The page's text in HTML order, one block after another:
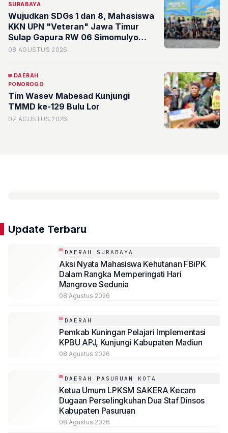
SURABAYA
Wujudkan SDGs 1 dan 8, Mahasiswa
KKN UPN "Veteran" Jawa Timur
Sulap Gapura RW 06 Simomulyo
Baru Jadi Ruang Publik Bernilai
08 AGUSTUS 2026
DAERAH
PONOROGO
Tim Wasev Mabesad Kunjungi
TMMD ke-129 Bulu Lor
07 AGUSTUS 2026
Update Terbaru
DAERAH SURABAYA
Aksi Nyata Mahasiswa Kehutanan FBiPK
Dalam Rangka Memperingati Hari
Mangrove Sedunia
08 Agustus 2026
DAERAH
Pemkab Kuningan Pelajari Implementasi
KPBU APJ, Kunjungi Kabupaten Madiun
08 Agustus 2026
DAERAH PASURUAN KOTA
Ketua Umum LPKSM SAKERA Kecam
Dugaan Perselingkuhan Dua Staf Dinsos
Kabupaten Pasuruan
08 Agustus 2026